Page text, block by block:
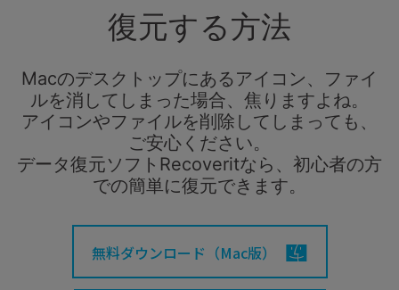
スマホで始めよう
Recoverit for Mac
AI
Macの大切なデータを制限なく完全復元
スマホで始めよう
Recoverit 無料版
削除されたメディアを復元
独自の復元ソリューション 新着
ドキュメントを復元
データ損失のシナリオ
外付けデバイス復元
パソコン復元
その他の復元
データ復元の専門家
カスタマーストーリー
人気内容
操作ガイド
ログイン
search
スマホで始めよう
復元する方法
Macのデスクトップにあるアイコン、ファイ
ルを消してしまった場合、焦りますよね。
アイコンやファイルを削除してしまっても、
ご安心ください。
データ復元ソフトRecoveritなら、初心者の方
での簡単に復元できます。
無料ダウンロード（Mac版）